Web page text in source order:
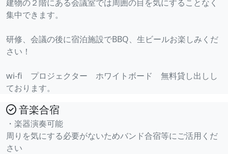
建物の２階にある会議室では周囲の目を気にすることなく
集中できます。
研修、会議の後に宿泊施設でBBQ、生ビールお楽しみくだ
さい！
wi-fi プロジェクター ホワイトボード 無料貸し出しし
ております。
音楽合宿
・楽器演奏可能
周りを気にする必要がないためバンド合宿等にご活用くだ
さい